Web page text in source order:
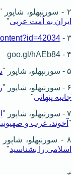
۲ - سورنپهلو، شاپور "
ایران به اُمت عربی"
۳ -
۴ - goo.gl/hAEb84
۵ - سورنپهلو، شاپور "
۶ - سورنپهلو، شاپور "
جانبه پنهانی"
۷ - سورنپهلو، شاپور "
" آخوند، غرب و
۸ - سورنپهلو، شاپور "
اسلامی را بشناسید"